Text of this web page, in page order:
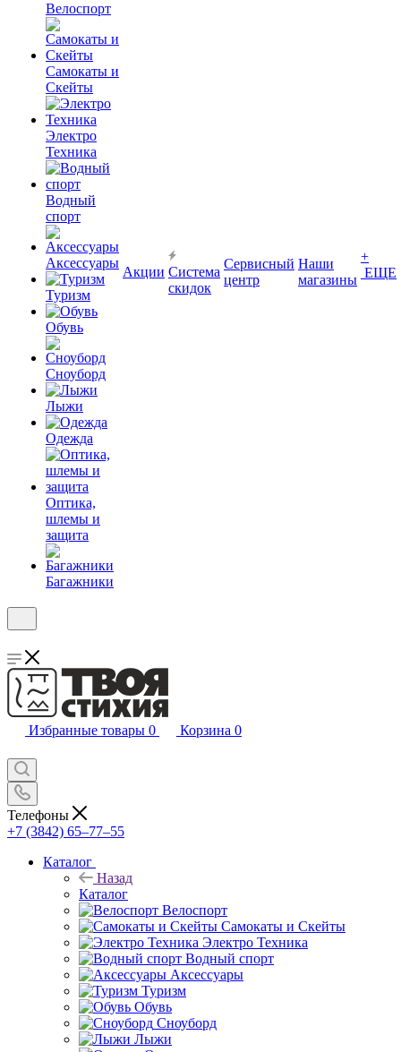
Велоспорт
Самокаты и
Скейты
Электро
Техника
Водный
спорт
Аксессуары
Туризм
Обувь
Сноуборд
Лыжи
Одежда
Оптика,
шлемы и
защита
Багажники
Акции Система
скидок
Сервисный
центр
Наши
магазины
+
ЕЩЕ
Избранные товары 0 Корзина 0
Телефоны
+7 (3842) 65–77–55
Каталог
Назад
Каталог
Велоспорт
Самокаты и Скейты
Электро Техника
Водный спорт
Аксессуары
Туризм
Обувь
Сноуборд
Лыжи